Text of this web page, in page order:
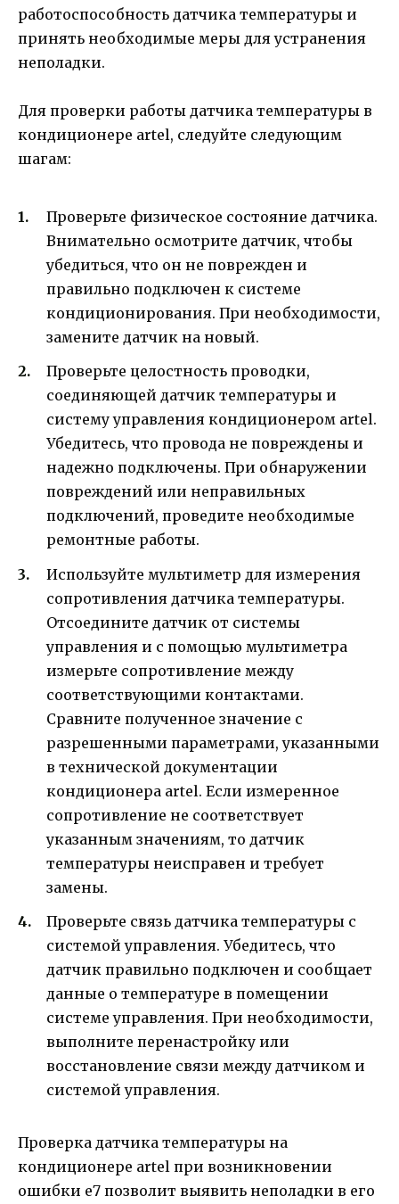
работоспособность датчика температуры и
принять необходимые меры для устранения
неполадки.
Для проверки работы датчика температуры в
кондиционере artel, следуйте следующим
шагам:
Проверьте физическое состояние датчика.
Внимательно осмотрите датчик, чтобы
убедиться, что он не поврежден и
правильно подключен к системе
кондиционирования. При необходимости,
замените датчик на новый.
Проверьте целостность проводки,
соединяющей датчик температуры и
систему управления кондиционером artel.
Убедитесь, что провода не повреждены и
надежно подключены. При обнаружении
повреждений или неправильных
подключений, проведите необходимые
ремонтные работы.
Используйте мультиметр для измерения
сопротивления датчика температуры.
Отсоедините датчик от системы
управления и с помощью мультиметра
измерьте сопротивление между
соответствующими контактами.
Сравните полученное значение с
разрешенными параметрами, указанными
в технической документации
кондиционера artel. Если измеренное
сопротивление не соответствует
указанным значениям, то датчик
температуры неисправен и требует
замены.
Проверьте связь датчика температуры с
системой управления. Убедитесь, что
датчик правильно подключен и сообщает
данные о температуре в помещении
системе управления. При необходимости,
выполните перенастройку или
восстановление связи между датчиком и
системой управления.
Проверка датчика температуры на
кондиционере artel при возникновении
ошибки е7 позволит выявить неполадки в его